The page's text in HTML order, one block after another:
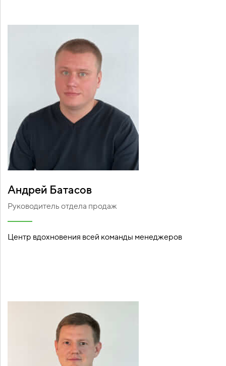
Андрей Батасов
Руководитель отдела продаж
Центр вдохновения всей команды менеджеров